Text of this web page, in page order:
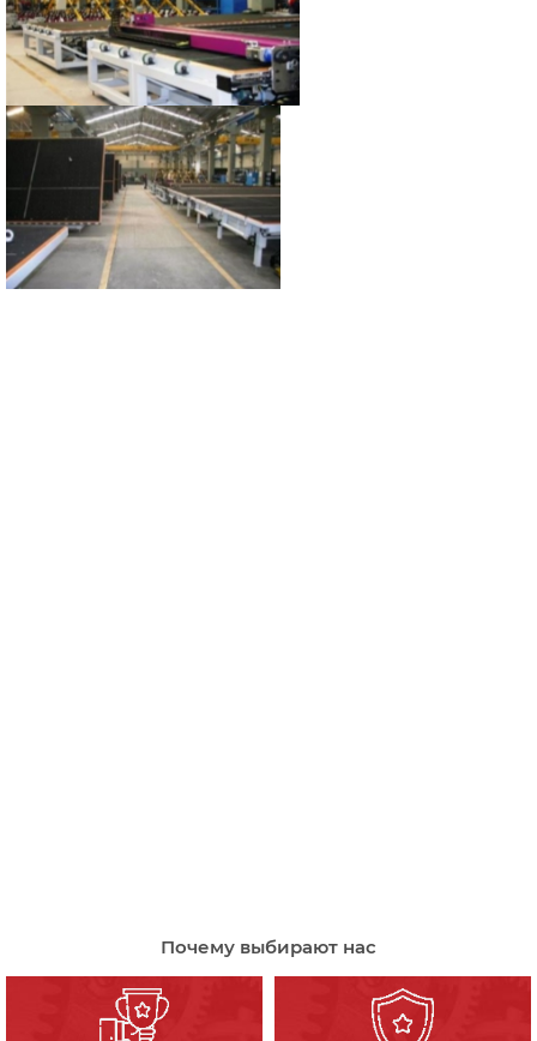
Почему выбирают нас